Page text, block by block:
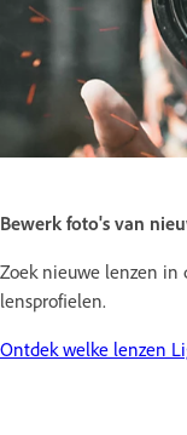
Bewerk foto's van
Zoek nieuwe lenzen
lensprofielen.
Ontdek welke lenzen